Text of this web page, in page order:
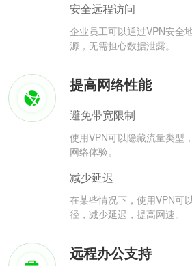
安全远程访问
企业员工可以通过VPN安全
源，无需担心数据泄露。
提高网络性能
避免带宽限制
使用VPN可以隐藏流量类型
网络体验。
减少延迟
在某些情况下，使用VPN可
径，减少延迟，提高网速。
远程办公支持